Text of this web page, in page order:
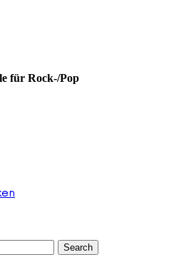
für Rock-/Pop